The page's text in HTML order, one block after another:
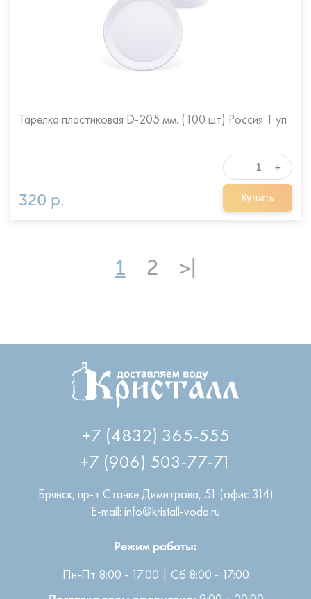
Тарелка пластиковая D-205 мм. (100 шт) Россия 1 уп
320 р. Купить
— +
1 2 >|
+7 (4832) 365-555
+7 (906) 503-77-71
Брянск
пр-т Станке Димитрова, 51 (офис 314)
E-mail: info@kristall-voda.ru
Режим работы:
Пн-Пт 8:00 - 17:00 | Сб 8:00 - 17:00
9:00 − 20:00